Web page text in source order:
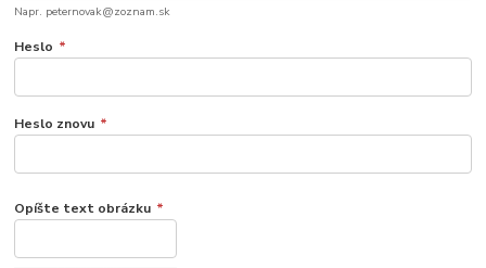
Napr. peternovak@zoznam.sk
Heslo *
Heslo znovu *
Opíšte text obrázku *